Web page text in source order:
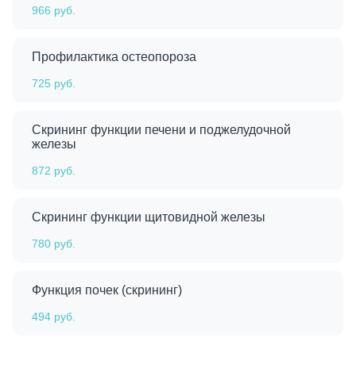
966 руб.
Профилактика остеопороза
725 руб.
Скрининг функции печени и поджелудочной
железы
872 руб.
Скрининг функции щитовидной железы
780 руб.
Функция почек (скрининг)
494 руб.